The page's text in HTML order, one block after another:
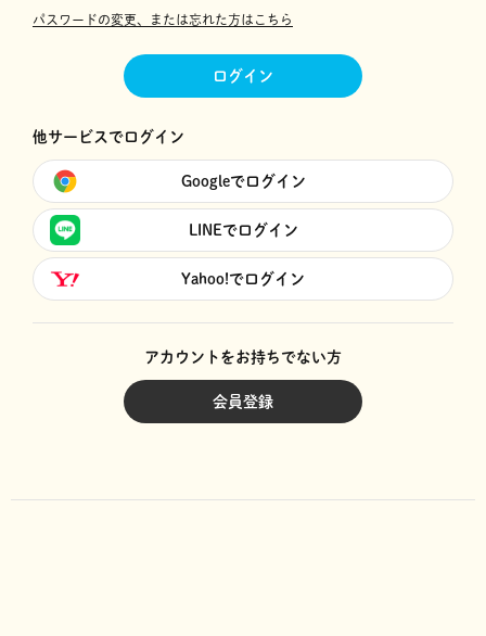
パスワードの変更、または忘れた方はこちら
ログイン
他サービスでログイン
Googleでログイン
LINEでログイン
Yahoo!でログイン
アカウントをお持ちでない方
会員登録